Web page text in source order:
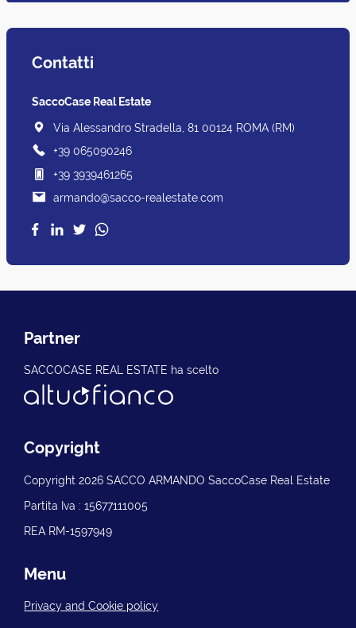
Contatti
SaccoCase Real Estate
Via Alessandro Stradella, 81 00124 ROMA (RM)
+39 065090246
+39 3939461265
armando@sacco-realestate.com
Partner
SACCOCASE REAL ESTATE ha scelto
Copyright
Copyright 2026 SACCO ARMANDO SaccoCase Real Estate
Partita Iva : 15677111005
REA RM-1597949
Menu
Privacy and Cookie policy